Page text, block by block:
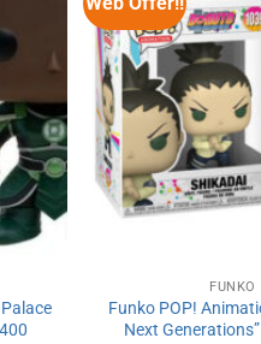
FUNKO
Funko POP!
Next